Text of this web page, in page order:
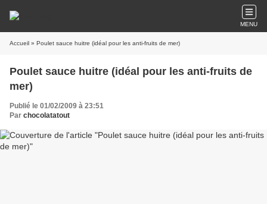
MENU
Accueil » Poulet sauce huitre (idéal pour les anti-fruits de mer)
Poulet sauce huitre (idéal pour les anti-fruits de
mer)
Publié le 01/02/2009 à 23:51
Par chocolatatout